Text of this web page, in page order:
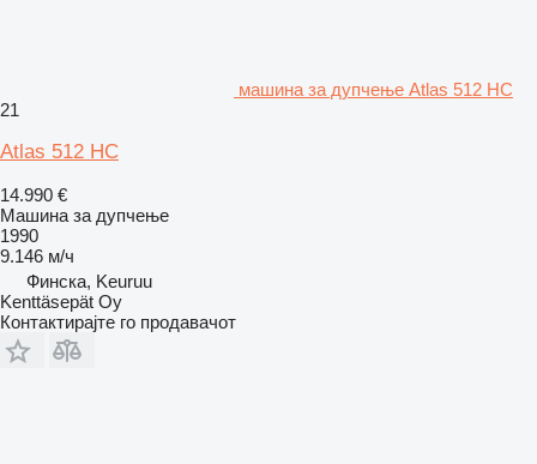
машина за дупчење Atlas 512 HC
21
Atlas 512 HC
14.990 €
Машина за дупчење
1990
9.146 м/ч
Финска, Keuruu
Kenttäsepät Oy
Контактирајте го продавачот